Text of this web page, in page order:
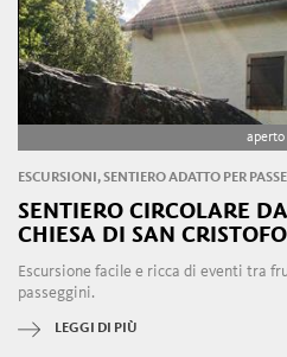
aperto
ESCURSIONI, SENTIERO ADATTO PER
SENTIERO CIRCOLARE
CHIESA DI SAN
Escursione facile e ricca di eventi tra
passeggini.
LEGGI DI PIÙ